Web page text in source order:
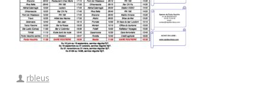
rbleus